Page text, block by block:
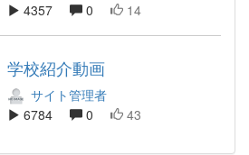
4357
0 14
学校紹介動画
サイト管理者
6784
0 43